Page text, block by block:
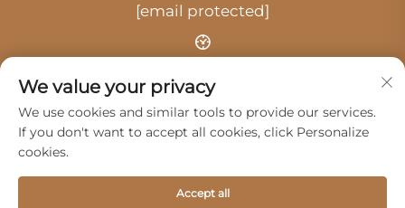
[email protected]
Vrijeme: 9:00-18:00
Autorska prava © 2025. Hangzhou Guangji Automobile
We value your privacy
We use cookies and similar tools to provide our services.
If you don't want to accept all cookies, click Personalize
cookies.
Accept all